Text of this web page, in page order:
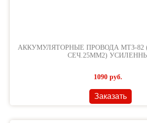
АККУМУЛЯТОРНЫЕ ПРОВОДА МТЗ-82
СЕЧ.25ММ2)
1090 руб.
Заказать